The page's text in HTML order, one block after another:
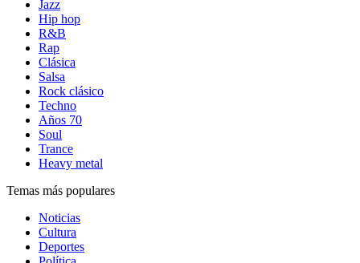
Jazz
Hip hop
R&B
Rap
Clásica
Salsa
Rock clásico
Techno
Años 70
Soul
Trance
Heavy metal
Temas más populares
Noticias
Cultura
Deportes